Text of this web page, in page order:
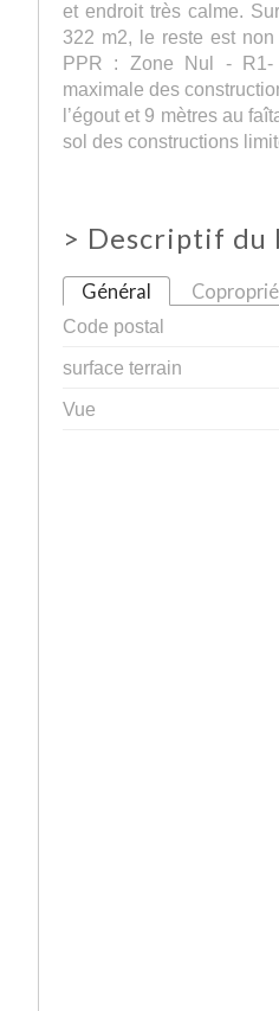
et endroit très calme.
322 m2, le reste est
PPR : Zone Nul -
maximale des
l’égout et 9 mètres au
sol des constructions
> Descriptif du
Général
Code postal
surface terrain
Vue